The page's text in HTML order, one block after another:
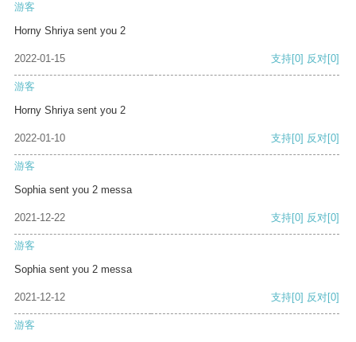
游客
Horny Shriya sent you 2
2022-01-15 支持[0] 反对[0]
游客
Horny Shriya sent you 2
2022-01-10 支持[0] 反对[0]
游客
Sophia sent you 2 messa
2021-12-22 支持[0] 反对[0]
游客
Sophia sent you 2 messa
2021-12-12 支持[0] 反对[0]
游客